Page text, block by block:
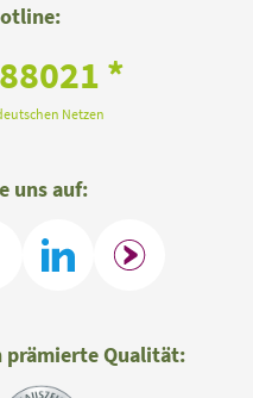
*
Netzen
uns auf:
prämierte Qualität: